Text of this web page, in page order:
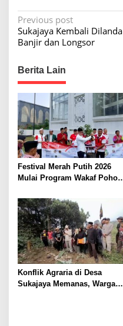
P
o
t
n
a
v
i
g
a
i
o
n
Previous post
Sukajaya Kembali Dilanda
Banjir dan Longsor
Berita Lain
Festival Merah Putih 2026
Mulai Program Wakaf Pohon
Konflik Agraria di Desa
Sukajaya Memanas, Warga